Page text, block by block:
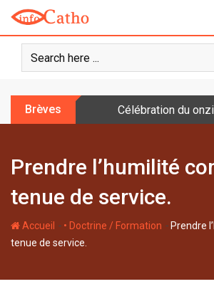
o
Brèves Célébration du
Prendre l’humilité
tenue de service.
Accueil - • Doctrine / Formation - Prendre
tenue de service.